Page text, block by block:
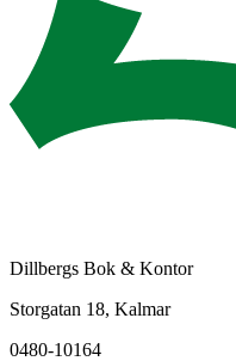
Dillbergs Bok & Kontor
Storgatan 18, Kalmar
0480-10164